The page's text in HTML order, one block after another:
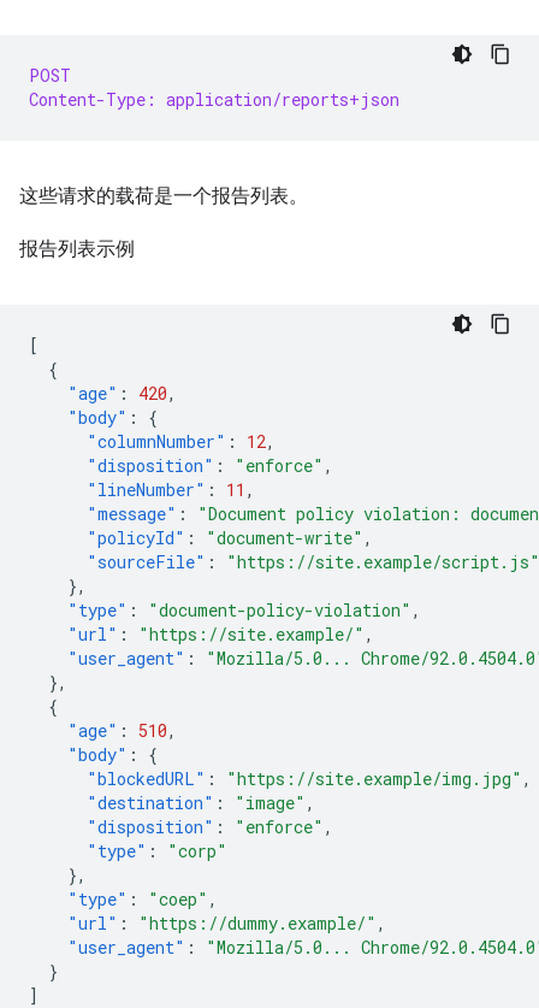
POST
Content-Type: application/reports+json
这些请求的载荷是一个报告列表。
报告列表示例
[
{
"age" : 420,
"body" :
{
"columnNumber" : 12,
"disposition" : "enforce" ,
"lineNumber" : 11 ,
"message" :
"Document policy violation:
"policyId" : "document-write" ,
"sourceFile" :
"https://site.example/script.js"
},
"type" : "document-policy-violation" ,
"url" : "https://site.example/" ,
"user_agent" :
"Mozilla/5.0... Chrome/
},
{
"age" : 510,
"body" :
{
"blockedURL" : "https://site.example/img.jpg" ,
"destination" : "image" ,
"disposition" : "enforce" ,
"type" :
"corp"
},
"type" : "coep" ,
"url" : "https://dummy.example/" ,
"user_agent" :
"Mozilla/5.0... Chrome/
}
]